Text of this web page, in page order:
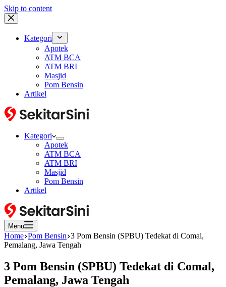
Skip to content
Kategori
Apotek
ATM BCA
ATM BRI
Masjid
Pom Bensin
Artikel
Kategori
Apotek
ATM BCA
ATM BRI
Masjid
Pom Bensin
Artikel
Menu
Home Pom Bensin 3 Pom Bensin (SPBU) Tedekat di Comal,
Pemalang, Jawa Tengah
3 Pom Bensin (SPBU) Tedekat di Comal,
Pemalang, Jawa Tengah